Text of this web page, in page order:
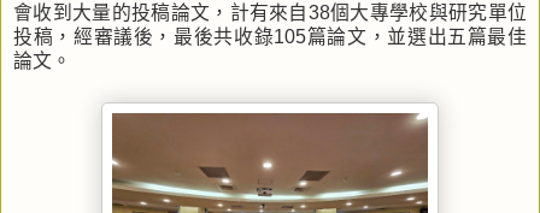
會收到大量的投稿論文，計有來自38個大專學校與研究單位
投稿，經審議後，最後共收錄105篇論文，並選出五篇最佳
論文。